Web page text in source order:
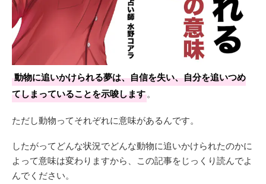
動物に追いかけられる夢は、自信を失い、自分を追いつめ
てしまっていることを示唆します。
ただし動物ってそれぞれに意味があるんです。
したがってどんな状況でどんな動物に追いかけられたのかに
よって意味は変わりますから、この記事をじっくり読んでよ
んでください。